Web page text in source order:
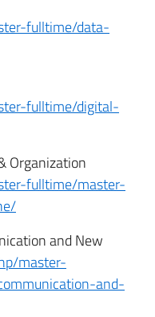
fulltime/data-
fulltime/digital-
Organization
fulltime/master-
and New
master-
and-